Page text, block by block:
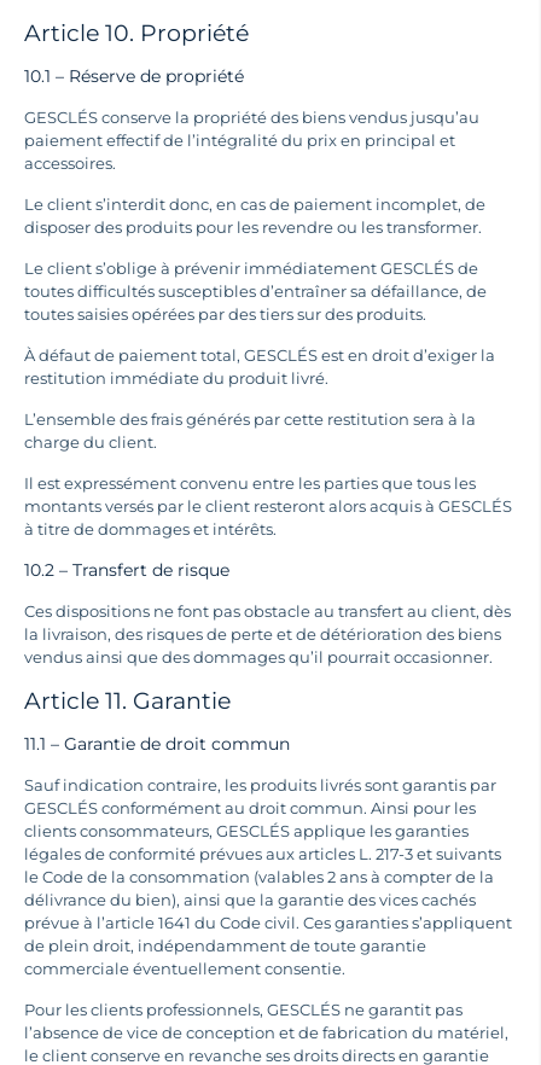
Article 10. Propriété
10.1 – Réserve de propriété
GESCLÉS conserve la propriété des biens vendus jusqu’au
paiement effectif de l’intégralité du prix en principal et
accessoires.
Le client s’interdit donc, en cas de paiement incomplet, de
disposer des produits pour les revendre ou les transformer.
Le client s’oblige à prévenir immédiatement GESCLÉS de
toutes difficultés susceptibles d’entraîner sa défaillance, de
toutes saisies opérées par des tiers sur des produits.
À défaut de paiement total, GESCLÉS est en droit d’exiger la
restitution immédiate du produit livré.
L’ensemble des frais générés par cette restitution sera à la
charge du client.
Il est expressément convenu entre les parties que tous les
montants versés par le client resteront alors acquis à GESCLÉS
à titre de dommages et intérêts.
10.2 – Transfert de risque
Ces dispositions ne font pas obstacle au transfert au client, dès
la livraison, des risques de perte et de détérioration des biens
vendus ainsi que des dommages qu’il pourrait occasionner.
Article 11. Garantie
11.1 – Garantie de droit commun
Sauf indication contraire, les produits livrés sont garantis par
GESCLÉS conformément au droit commun. Ainsi pour les
clients consommateurs, GESCLÉS applique les garanties
légales de conformité prévues aux articles L. 217-3 et suivants
le Code de la consommation (valables 2 ans à compter de la
délivrance du bien), ainsi que la garantie des vices cachés
prévue à l’article 1641 du Code civil. Ces garanties s’appliquent
de plein droit, indépendamment de toute garantie
commerciale éventuellement consentie.
Pour les clients professionnels, GESCLÉS ne garantit pas
l’absence de vice de conception et de fabrication du matériel,
le client conserve en revanche ses droits directs en garantie